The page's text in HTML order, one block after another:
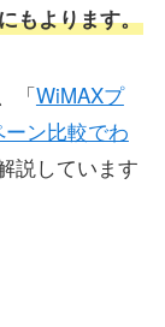
もよります。
「WiMAXプ
ン比較でわ
説しています